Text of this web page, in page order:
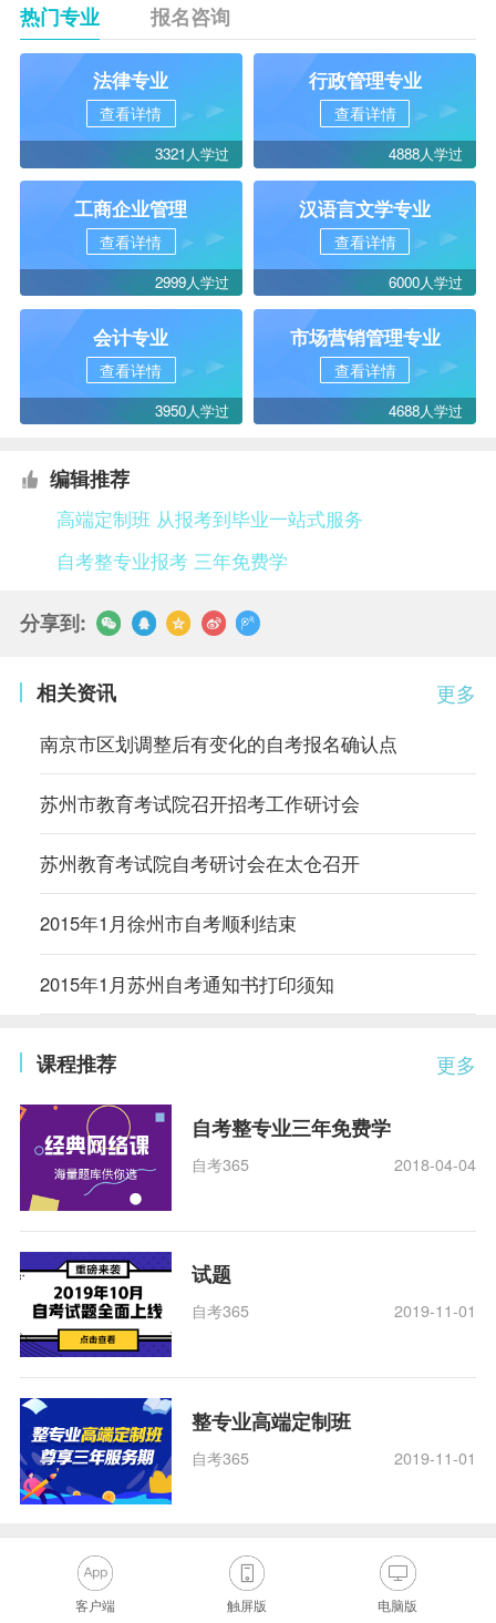
热门专业 报名咨询
法律专业
查看详情
3321人学过
行政管理专业
查看详情
4888人学过
工商企业管理
查看详情
2999人学过
汉语言文学专业
查看详情
6000人学过
会计专业
查看详情
3950人学过
市场营销管理专业
查看详情
4688人学过
编辑推荐
高端定制班 从报考到毕业一站式服务
自考整专业报考 三年免费学
分享到:
更多
相关资讯
南京市区划调整后有变化的自考报名确认点
苏州市教育考试院召开招考工作研讨会
苏州教育考试院自考研讨会在太仓召开
2015年1月徐州市自考顺利结束
2015年1月苏州自考通知书打印须知
更多
课程推荐
自考整专业三年免费学
自考365 2018-04-04
试题
自考365 2019-11-01
整专业高端定制班
自考365 2019-11-01
客户端 触屏版 电脑版